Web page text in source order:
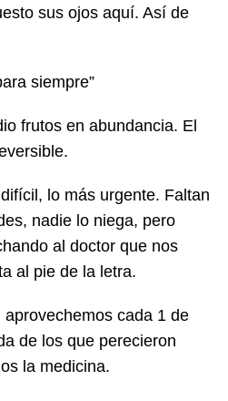
sus ojos aquí. Así de
siempre”
frutos en abundancia. El
lo más urgente. Faltan
nadie lo niega, pero
al doctor que nos
al pie de la letra.
cada 1 de
de los que perecieron
la medicina.